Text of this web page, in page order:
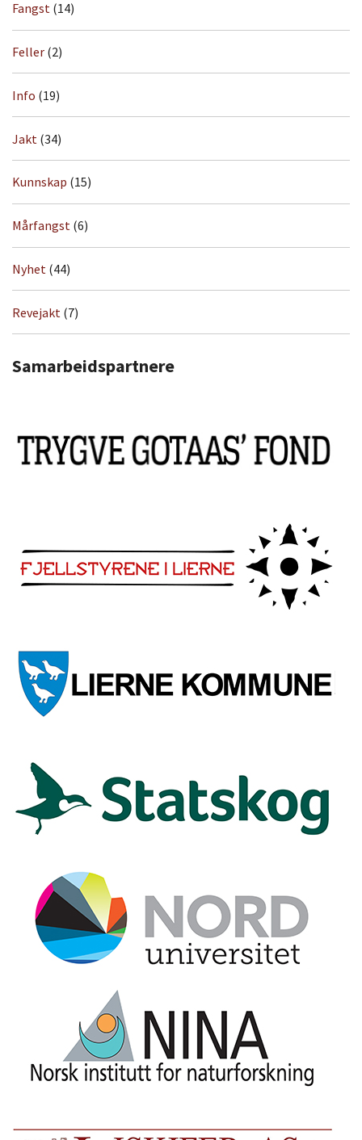
Fangst (14)
Feller (2)
Info (19)
Jakt (34)
Kunnskap (15)
Mårfangst (6)
Nyhet (44)
Revejakt (7)
Samarbeidspartnere